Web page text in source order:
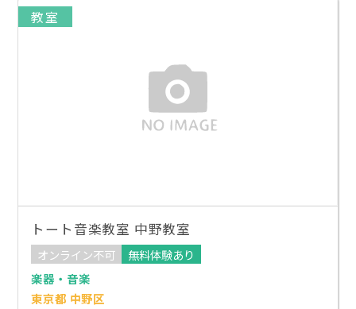
教室
トート音楽教室 中野教室
オンライン不可
無料体験あり
楽器・音楽
東京都 中野区